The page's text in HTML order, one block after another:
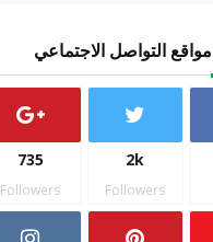
مواقع التواصل الاجتماعي
2k
Followers
735
Followers